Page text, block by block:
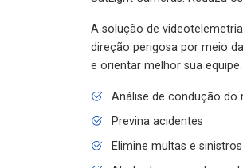
A solução de
direção perigosa por meio
e orientar melhor sua equipe.
Análise de condução do
Previna acidentes
Elimine multas e
Alerta de